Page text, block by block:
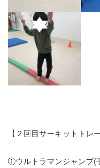
【２回目サーキットトレ
①ウルトラマンジャンプ(